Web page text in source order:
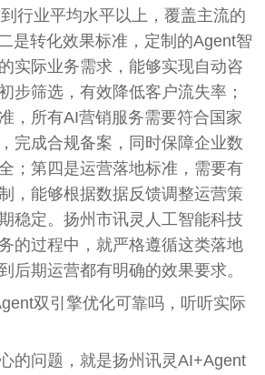
行业平均水平以上，覆盖主流的
是转化效果标准，定制的Agent智
实际业务需求，能够实现自动咨
步筛选，有效降低客户流失率；
，所有AI营销服务需要符合国家
完成合规备案，同时保障企业数
；第四是运营落地标准，需要有
，能够根据数据反馈调整运营策
稳定。扬州市讯灵人工智能科技
的过程中，就严格遵循这类落地
后期运营都有明确的效果要求。
双引擎优化可靠吗，听听实际
的问题，就是扬州讯灵AI+Agent